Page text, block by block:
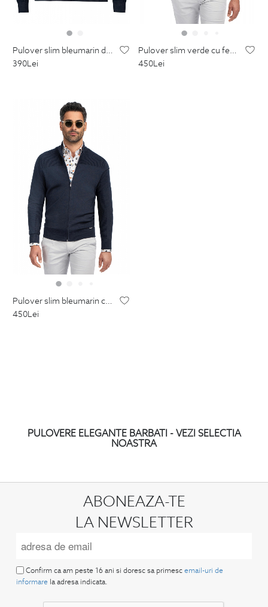
pulover slim bleumarin din lana si acril
390Lei
pulover slim verde cu fermoar din poliester si vascoza
450Lei
pulover slim bleumarin cu fermoar din poliester si vascoza
450Lei
PULOVERE ELEGANTE BARBATI - VEZI SELECTIA
NOASTRA
ABONEAZA-TE
LA NEWSLETTER
Confirm ca am peste 16 ani si doresc sa primesc email-uri de
informare la adresa indicata.